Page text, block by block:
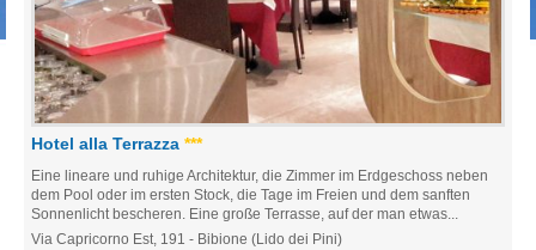
Hotel alla Terrazza ***
Eine lineare und ruhige Architektur, die Zimmer im Erdgeschoss neben
dem Pool oder im ersten Stock, die Tage im Freien und dem sanften
Sonnenlicht bescheren. Eine große Terrasse, auf der man etwas...
Via Capricorno Est, 191 - Bibione (Lido dei Pini)